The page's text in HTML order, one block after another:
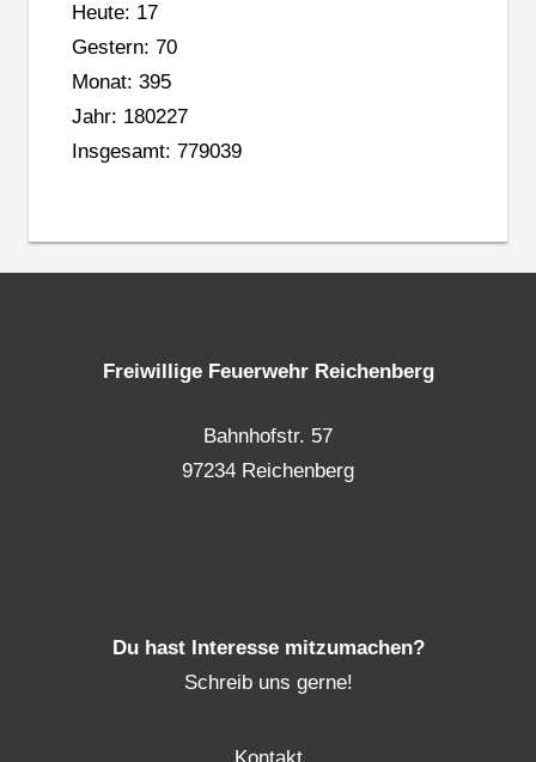
Heute: 17
Gestern: 70
Monat: 395
Jahr: 180227
Insgesamt: 779039
Freiwillige Feuerwehr Reichenberg
Bahnhofstr. 57
97234 Reichenberg
Du hast Interesse mitzumachen?
Schreib uns gerne!